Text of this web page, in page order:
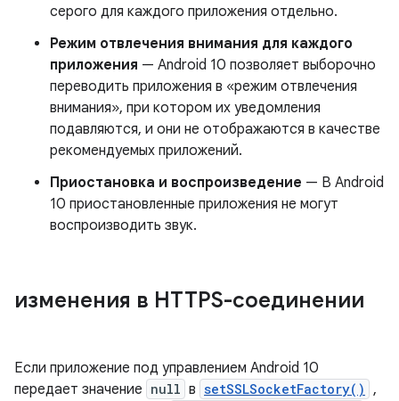
серого для каждого приложения отдельно.
Режим отвлечения внимания для каждого
приложения — Android 10 позволяет выборочно
переводить приложения в «режим отвлечения
внимания», при котором их уведомления
подавляются, и они не отображаются в качестве
рекомендуемых приложений.
Приостановка и воспроизведение — В Android
10 приостановленные приложения не могут
воспроизводить звук.
изменения в HTTPS-соединении
Если приложение под управлением Android 10
передает значение null в setSSLSocketFactory() ,